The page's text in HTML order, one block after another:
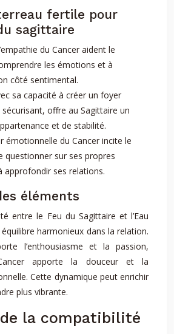
fertile pour
sagittaire
du Cancer aident le
les émotions et à
côté sentimental.
sa capacité à créer un foyer
offre au Sagittaire un
et de stabilité.
émotionnelle du Cancer incite le
questionner sur ses propres
approfondir ses relations.
éléments
entre le Feu du Sagittaire et l’Eau
harmonieux dans la relation.
l’enthousiasme et la passion,
apporte la douceur et la
Cette dynamique peut enrichir
plus vibrante.
la compatibilité